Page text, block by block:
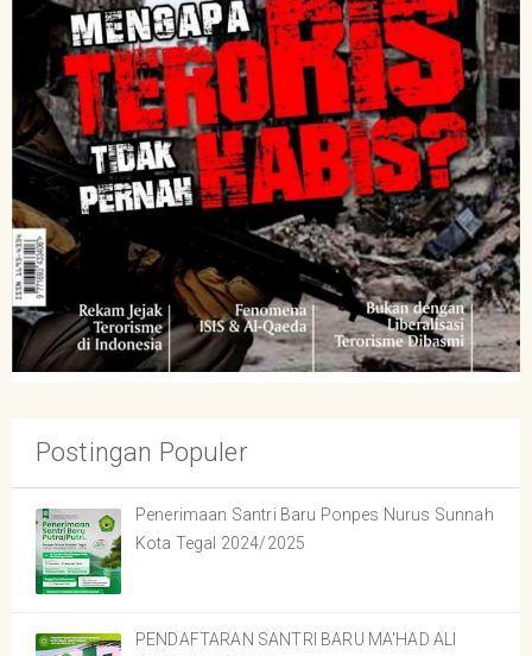
Postingan Populer
Penerimaan Santri Baru Ponpes Nurus Sunnah
Kota Tegal 2024/2025
PENDAFTARAN SANTRI BARU MA'HAD ALI